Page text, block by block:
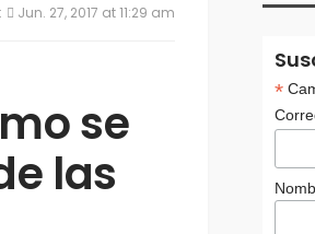
las FARC
Jun. 27, 2017 at 11:29 am
se
las
*